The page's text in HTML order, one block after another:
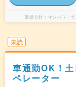
派遣会社 マンパワー
未読
車通勤OK！
ペレーター